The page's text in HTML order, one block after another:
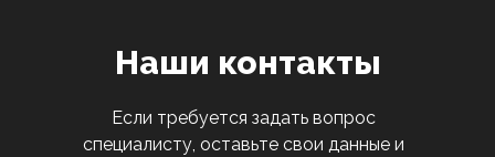
Если требуется задать вопрос
специалисту, оставьте свои данные и
Наши контакты